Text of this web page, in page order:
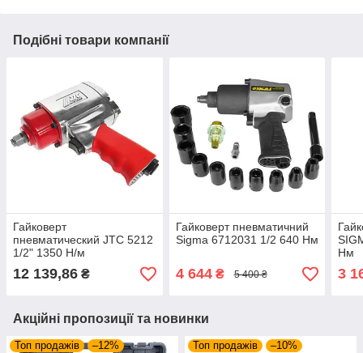
Подібні товари компанії
Гайковерт
пневматический JTC 5212
1/2" 1350 Н/м
12 139,86 ₴
Гайковерт пневматичний
Sigma 6712031 1/2 640 Нм
4 644₴ 5 400 ₴
Нм
3
Акційні пропозиції та новинки
Топ продажів –12% Топ продажів –10%